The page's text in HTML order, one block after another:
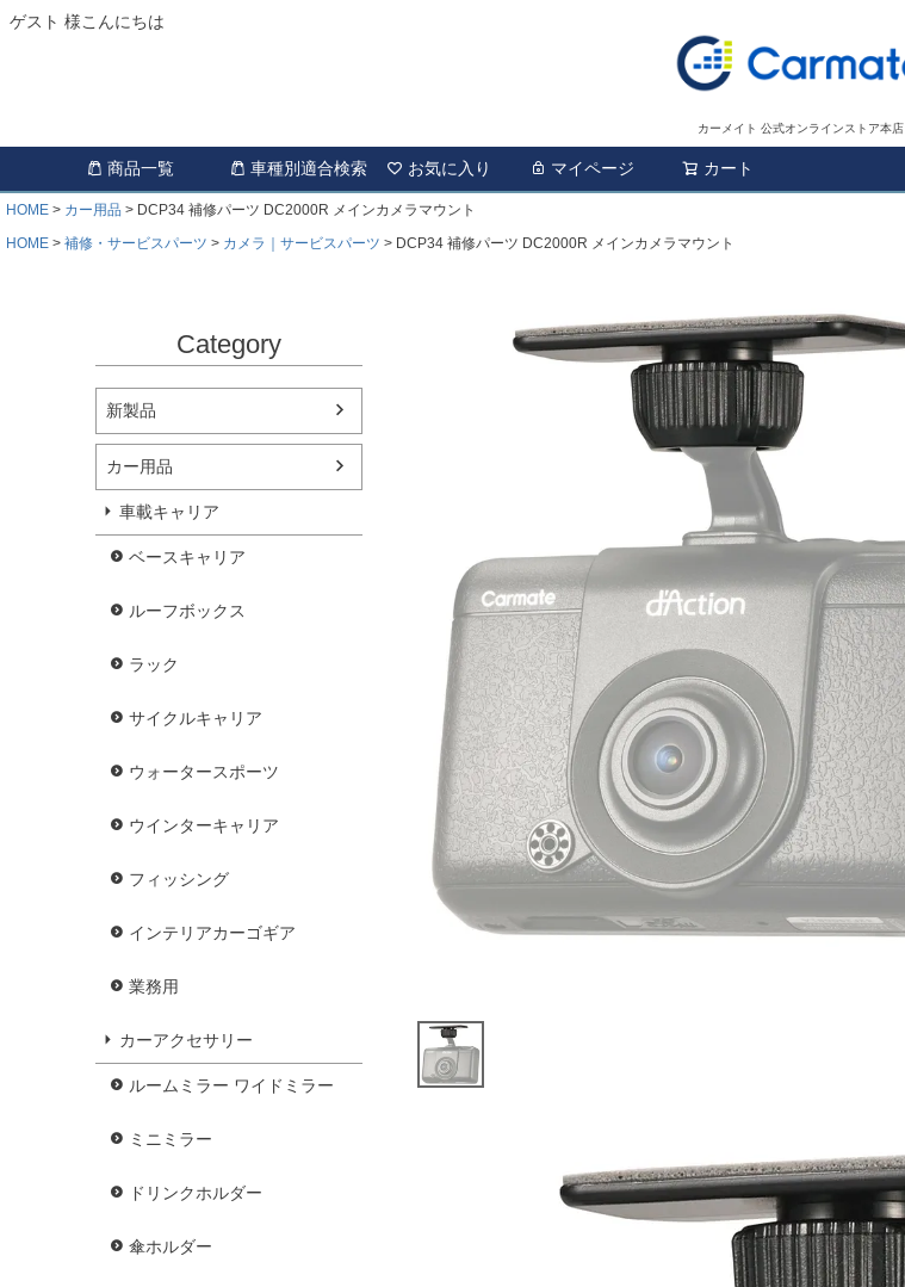
ゲスト 様こんにちは
カーメイト 公式オンラインストア本店
商品一覧 車種別適合検索 お気に入り マイページ カート
HOME カー用品
DCP34 補修パーツ DC2000R メインカメラマウント
HOME
補修・サービスパーツ カメラ｜サービスパーツ DCP34 補修パーツ DC2000R メインカメラマウント
Category
新製品
カー用品
車載キャリア
ベースキャリア
ルーフボックス
ラック
サイクルキャリア
ウォータースポーツ
ウインターキャリア
フィッシング
インテリアカーゴギア
業務用
カーアクセサリー
ルームミラー ワイドミラー
ミニミラー
ドリンクホルダー
傘ホルダー